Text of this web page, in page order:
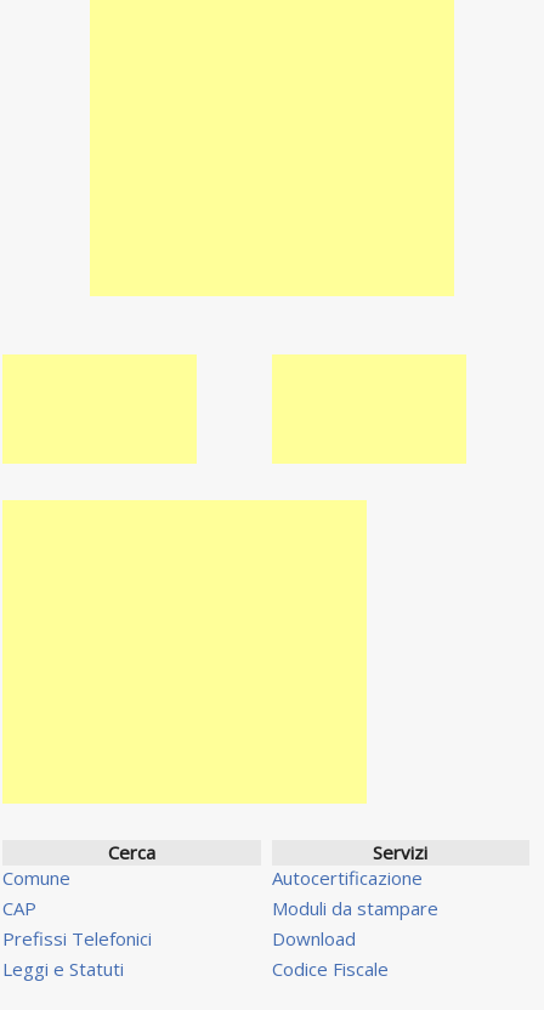
Cerca
Comune
CAP
Prefissi Telefonici
Leggi e Statuti
Servizi
Autocertificazione
Moduli da stampare
Download
Codice Fiscale